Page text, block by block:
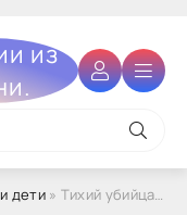
из
дети» Тихий убийца - «Здоровье»